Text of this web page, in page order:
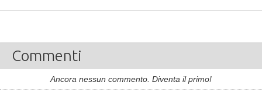
Commenti
Ancora nessun commento. Diventa il primo!